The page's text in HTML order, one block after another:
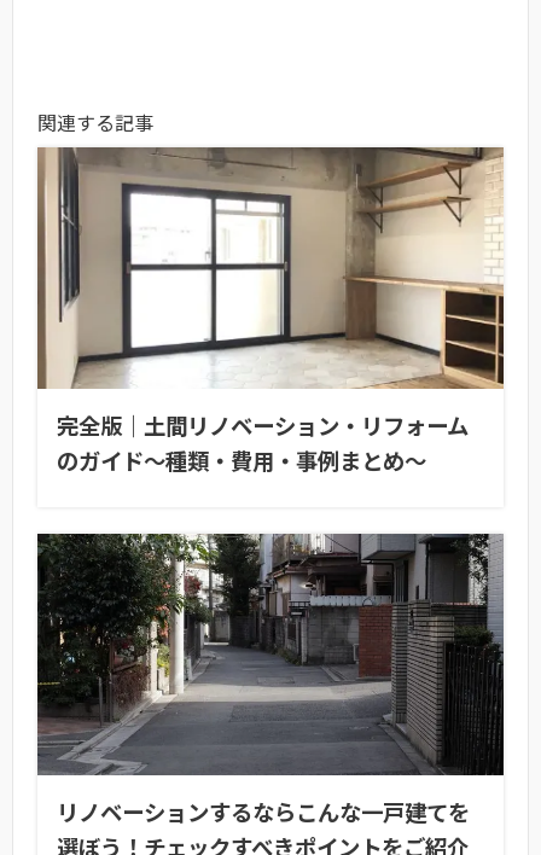
関連する記事
完全版｜土間リノベーション・リフォーム
のガイド〜種類・費用・事例まとめ〜
リノベーションするならこんな一戸建てを
選ぼう！チェックすべきポイントをご紹介